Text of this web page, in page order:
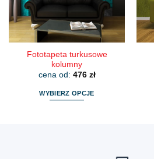
stronie
produktu
Fototapeta turkusowe
kolumny
cena od: 476 zł
WYBIERZ OPCJE